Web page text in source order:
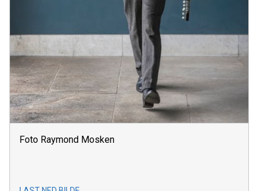
Foto Raymond Mosken